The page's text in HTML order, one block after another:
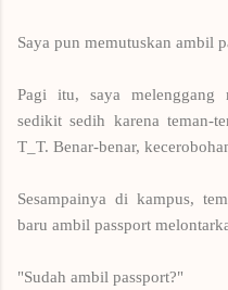
Saya pun memutuskan ambil
Pagi itu, saya melenggang
sedikit sedih karena teman-
T_T. Benar-benar,
Sesampainya di kampus,
baru ambil passport
"Sudah ambil passport?"